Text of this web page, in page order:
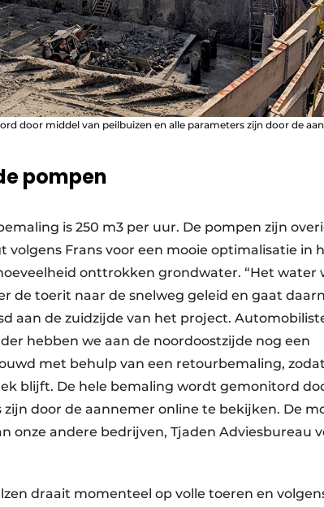
door middel van peilbuizen en alle parameters zijn door de
pompen
is 250 m3 per uur. De pompen zijn
Frans voor een mooie optimalisatie in
onttrokken grondwater. “Het water
de toerit naar de snelweg geleid en gaat
aan de zuidzijde van het project.
hebben we aan de noordoostzijde nog een
met behulp van een retourbemaling,
blijft. De hele bemaling wordt gemonitord
door de aannemer online te bekijken. De
onze andere bedrijven, Tjaden Adviesbureau
draait momenteel op volle toeren en